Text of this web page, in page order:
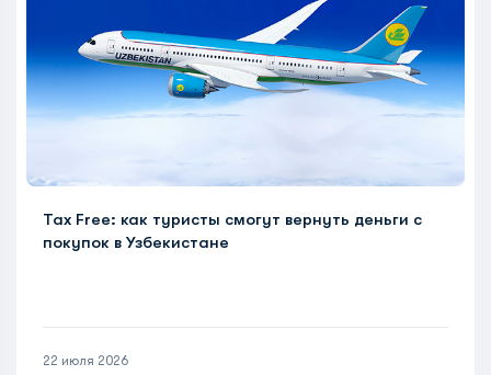
Tax Free: как туристы смогут вернуть деньги с
покупок в Узбекистане
22 июля 2026